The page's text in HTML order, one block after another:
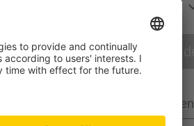
Verfügbarkeit in der Filiale prüfen